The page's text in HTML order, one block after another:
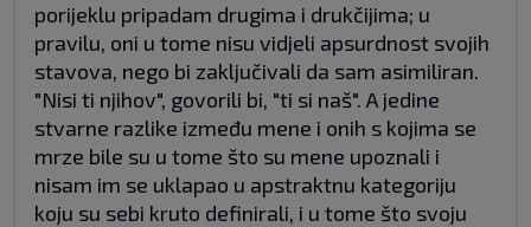
porijeklu pripadam drugima i drukčijima; u
pravilu, oni u tome nisu vidjeli apsurdnost svojih
stavova, nego bi zaključivali da sam asimiliran.
"Nisi ti njihov", govorili bi, "ti si naš". A jedine
stvarne razlike između mene i onih s kojima se
mrze bile su u tome što su mene upoznali i
nisam im se uklapao u apstraktnu kategoriju
koju su sebi kruto definirali, i u tome što svoju